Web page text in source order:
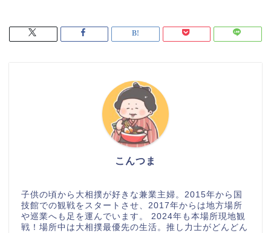
こんつま
子供の頃から大相撲が好きな兼業主婦。2015年から国
技館での観戦をスタートさせ、2017年からは地方場所
や巡業へも足を運んでいます。 2024年も本場所現地観
戦！場所中は大相撲最優先の生活。推し力士がどんどん